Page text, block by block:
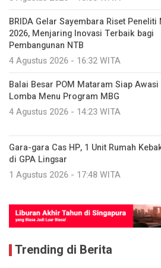
BRIDA Gelar Sayembara Riset Peneliti
2026, Menjaring Inovasi Terbaik bagi
Pembangunan NTB
4 Agustus 2026 - 16:32 WITA
Balai Besar POM Mataram Siap Awasi
Lomba Menu Program MBG
4 Agustus 2026 - 14:23 WITA
Gara-gara Cas HP, 1 Unit Rumah
di GPA Lingsar
1 Agustus 2026 - 17:48 WITA
Trending di Berita